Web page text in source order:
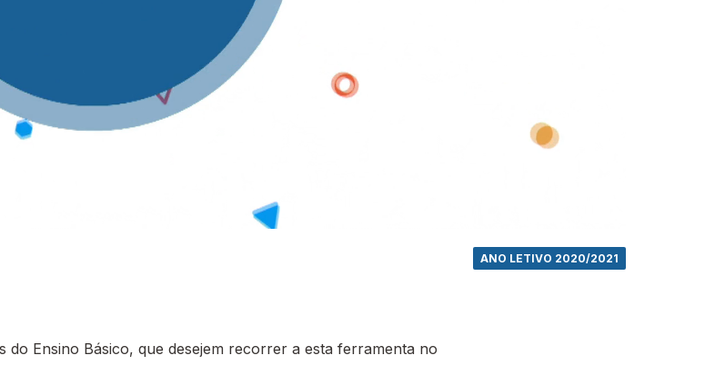
ANO LETIVO 2020/2021
Ensino Básico, que desejem recorrer a esta ferramenta no